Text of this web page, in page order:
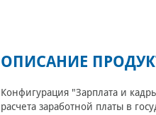
ОПИСАНИЕ
Конфигурация "Зарплата и
расчета заработной платы в